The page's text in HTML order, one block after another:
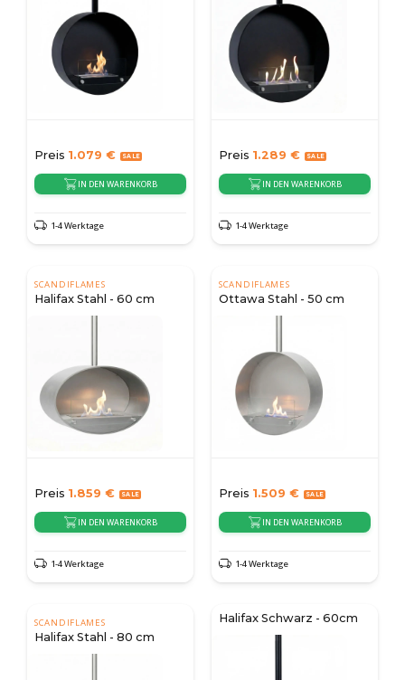
Preis 1.079 €
IN DEN WARENKORB
1-4 Werktage
Preis 1.289 €
IN DEN WARENKORB
1-4 Werktage
SCANDIFLAMES
Halifax Stahl - 60 cm
Preis 1.859 €
IN DEN WARENKORB
1-4 Werktage
SCANDIFLAMES
Ottawa Stahl - 50 cm
Preis 1.509 €
IN DEN WARENKORB
1-4 Werktage
SCANDIFLAMES
Halifax Stahl - 80 cm
Halifax Schwarz - 60cm